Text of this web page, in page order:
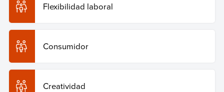
Flexibilidad laboral
Consumidor
Creatividad